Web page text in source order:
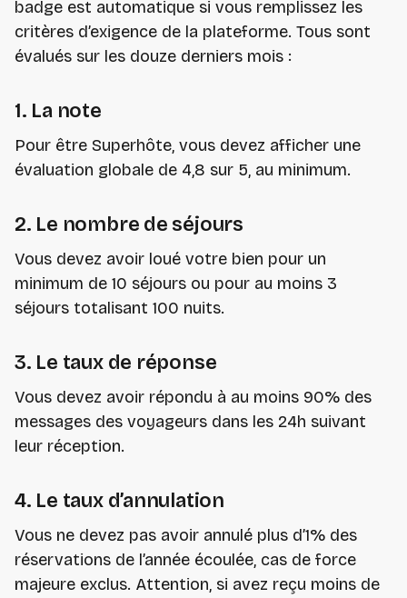
badge est automatique si vous remplissez les
critères d’exigence de la plateforme. Tous sont
évalués sur les douze derniers mois :
1. La note
Pour être Superhôte, vous devez afficher une
évaluation globale de 4,8 sur 5, au minimum.
2. Le nombre de séjours
Vous devez avoir loué votre bien pour un
minimum de 10 séjours ou pour au moins 3
séjours totalisant 100 nuits.
3. Le taux de réponse
Vous devez avoir répondu à au moins 90% des
messages des voyageurs dans les 24h suivant
leur réception.
4. Le taux d’annulation
Vous ne devez pas avoir annulé plus d’1% des
réservations de l’année écoulée, cas de force
majeure exclus. Attention, si avez reçu moins de